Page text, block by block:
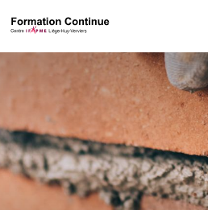
au
contenu
principal